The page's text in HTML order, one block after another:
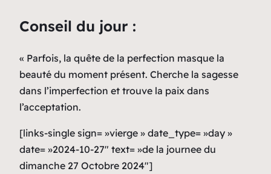
Conseil du jour :
« Parfois, la quête de la perfection masque la
beauté du moment présent. Cherche la sagesse
dans l’imperfection et trouve la paix dans
l’acceptation.
[links-single sign= »vierge » date_type= »day »
date= »2024-10-27″ text= »de la journee du
dimanche 27 Octobre 2024″]